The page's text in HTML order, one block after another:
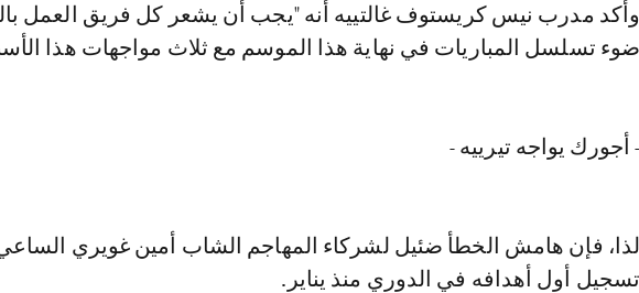
وأكد مدرب نيس كريستوف غالتييه أنه "يجب أن يشعر كل فريق العمل
ضوء تسلسل المباريات في نهاية هذا الموسم مع ثلاث مواجهات هذا
- أجورك يواجه تيرييه -
لذا، فإن هامش الخطأ ضئيل لشركاء المهاجم الشاب أمين غويري
تسجيل أول أهدافه في الدوري منذ يناير.